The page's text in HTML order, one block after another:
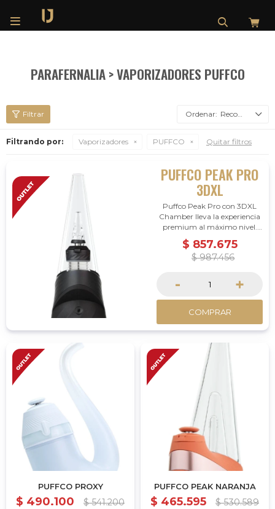

PARAFERNALIA > VAPORIZADORES PUFFCO
Recomendados
Filtrando por: Vaporizadores PUFFCO Quitar filtros
PUFFCO PEAK PRO
3DXL
Puffco Peak Pro con 3DXL
Chamber lleva la experiencia
premium al máximo nivel.
Mayor rendimiento,
tecnología avanzada y
configuración superior para
$ 857.675
$ 987.456
- +
COMPRAR
PUFFCO PROXY
$ 490.100 $ 541.200
PUFFCO PEAK NARANJA
$ 465.595 $ 530.589